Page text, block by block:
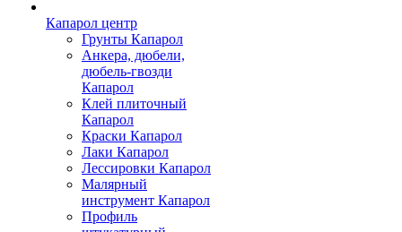
Капарол центр
Грунты Капарол
Анкера, дюбели,
дюбель-гвозди
Капарол
Клей плиточный
Капарол
Краски Капарол
Лаки Капарол
Лессировки Капарол
Малярный
инструмент Капарол
Профиль